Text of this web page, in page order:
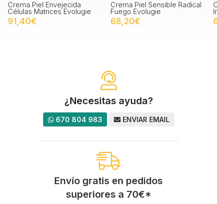
Crema Piel Sensible Radical
Fuego Evolugie
Crema
Intense Metal Evolugie
¿Necesitas ayuda?
670 804 983 ENVIAR EMAIL
Envío gratis en pedidos
superiores a 70€*